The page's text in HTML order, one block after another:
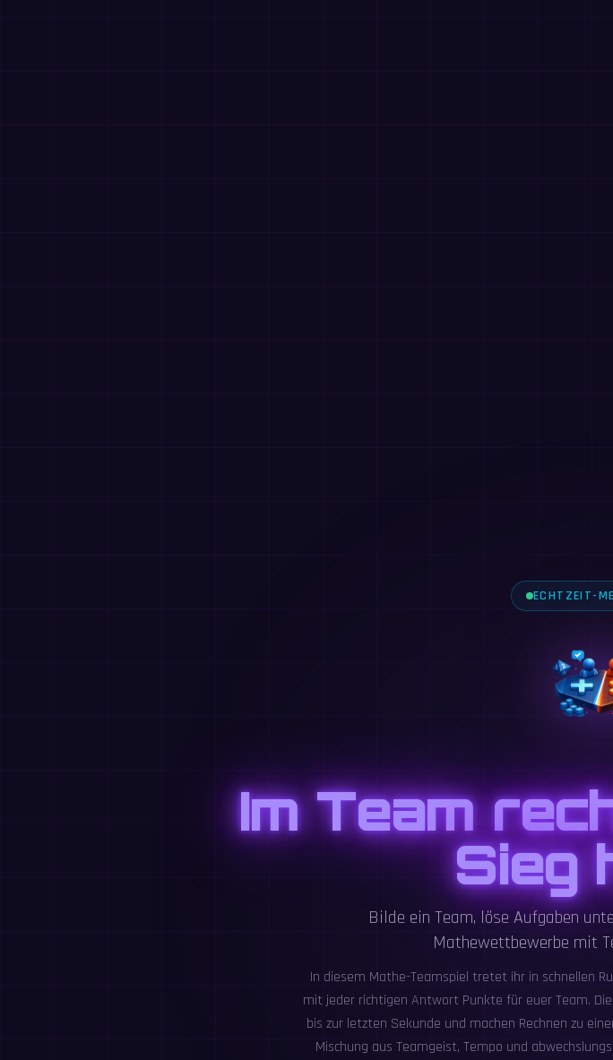
ECHTZEIT-
Im Team
Sieg
Bilde ein Team, löse Aufgaben
Mathewettbewerbe mit
In diesem Mathe-Teamspiel tretet ihr in schnellen
mit jeder richtigen Antwort Punkte für euer Team.
bis zur letzten Sekunde und machen Rechnen zu
Mischung aus Teamgeist, Tempo und